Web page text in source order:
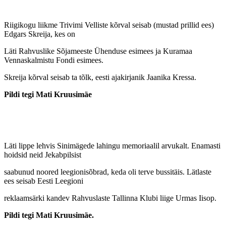
Riigikogu liikme Trivimi Velliste kõrval seisab (mustad prillid ees)
Edgars Skreija, kes on
Läti Rahvuslike Sõjameeste Ühenduse esimees ja Kuramaa
Vennaskalmistu Fondi esimees.
Skreija kõrval seisab ta tõlk, eesti ajakirjanik Jaanika Kressa.
Pildi tegi Mati Kruusimäe
Läti lippe lehvis Sinimägede lahingu memoriaalil arvukalt. Enamasti
hoidsid neid Jekabpilsist
saabunud noored leegionisõbrad, keda oli terve bussitäis. Lätlaste
ees seisab Eesti Leegioni
reklaamsärki kandev Rahvuslaste Tallinna Klubi liige Urmas Iisop.
Pildi tegi Mati Kruusimäe.